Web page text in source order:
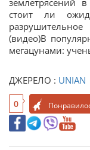
землетрясений
стоит ли
(видео)В
мегацунами:
ДЖЕРЕЛО : UNIAN
0